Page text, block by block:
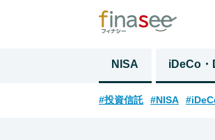
NISA iDeCo・
#投資信託 #NISA